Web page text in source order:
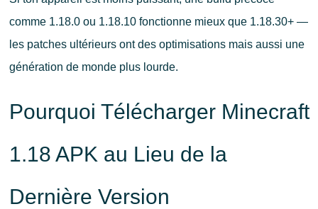
comme 1.18.0 ou 1.18.10 fonctionne mieux que 1.18.30+ —
les patches ultérieurs ont des optimisations mais aussi une
génération de monde plus lourde.
Pourquoi Télécharger Minecraft
1.18 APK au Lieu de la
Dernière Version